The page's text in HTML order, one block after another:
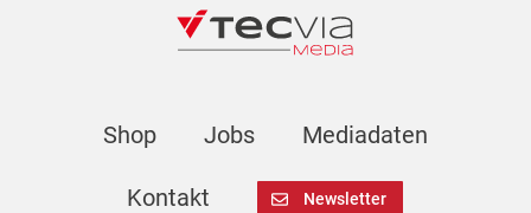
Shop Jobs Mediadaten
Kontakt Newsletter